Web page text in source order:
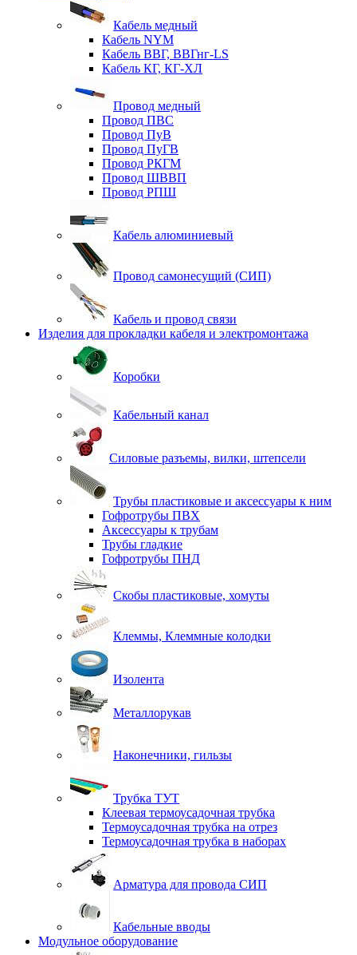
Кабель медный
Кабель NYM
Кабель ВВГ, ВВГнг-LS
Кабель КГ, КГ-ХЛ
Провод медный
Провод ПВС
Провод ПуВ
Провод ПуГВ
Провод РКГМ
Провод ШВВП
Провод РПШ
Кабель алюминиевый
Провод самонесущий (СИП)
Кабель и провод связи
Изделия для прокладки кабеля и электромонтажа
Коробки
Кабельный канал
Силовые разъемы, вилки, штепсели
Трубы пластиковые и аксессуары к ним
Гофротрубы ПВХ
Аксессуары к трубам
Трубы гладкие
Гофротрубы ПНД
Скобы пластиковые, хомуты
Клеммы, Клеммные колодки
Изолента
Металлорукав
Наконечники, гильзы
Трубка ТУТ
Клеевая термоусадочная трубка
Термоусадочная трубка на отрез
Термоусадочная трубка в наборах
Арматура для провода СИП
Кабельные вводы
Модульное оборудование